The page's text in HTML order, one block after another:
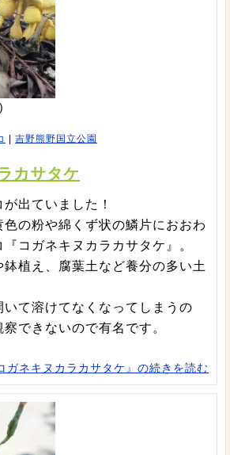
吉野熊野国立公園
カサタケ
出ていました！
の粉や綿くず状の鱗片におおわ
コガネキヌカラカサタケ』。
植え、腐葉土など養分の多い土
いて溶けてなくなってしまうの
できないので有名です。
ガネキヌカラカサタケ』の続きを読む